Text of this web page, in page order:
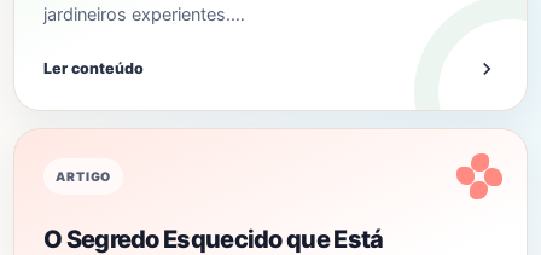
jardineiros experientes.…
Ler conteúdo
ARTIGO
O Segredo Esquecido que Está